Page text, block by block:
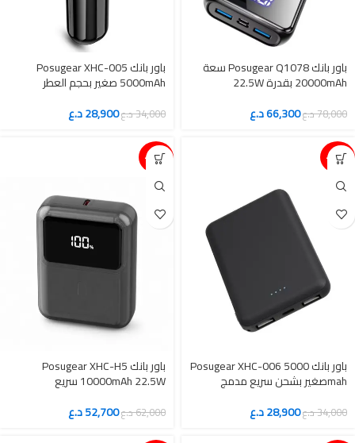
باور بانك Posugear Q1078 سعة
20000mAh بقدرة 22.5W
78,000د.ع66,300د.ع
باور بانك Posugear XHC-005
5000mAh صغير بحجم العطر
34,000د.ع28,900د.ع
15%-
باور بانك Posugear XHC-006 5000
mahصغير بشحن سريع مدمج
34,000د.ع28,900د.ع
15%-
باور بانك Posugear XHC-H5
10000mAh 22.5W سريع
62,000د.ع52,700د.ع